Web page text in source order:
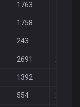
1763 1446
1758 1598
243 18
2691 2880
1392 1311
554 238